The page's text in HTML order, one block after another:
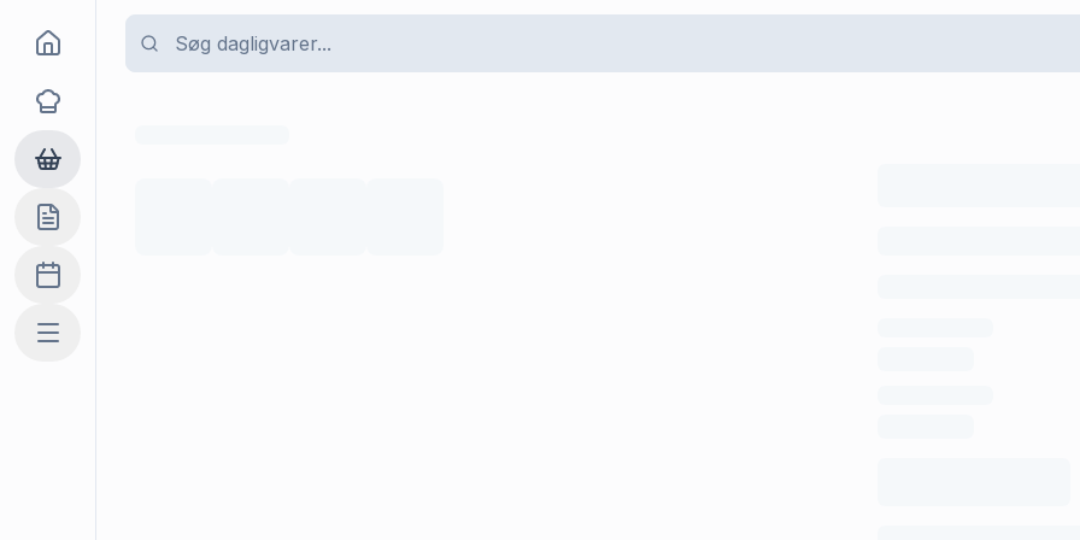
Goma
Opskrifter
Dagligvarer
Indkøbslisten
Madplan
Mere